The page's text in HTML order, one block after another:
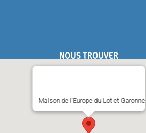
NOUS TROUVER
Maison de l'Europe du Lot et Garonne